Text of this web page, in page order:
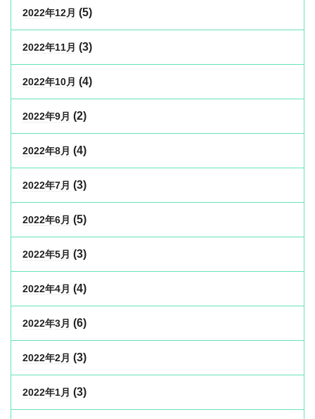
2022年12月 (5)
2022年11月 (3)
2022年10月 (4)
2022年9月 (2)
2022年8月 (4)
2022年7月 (3)
2022年6月 (5)
2022年5月 (3)
2022年4月 (4)
2022年3月 (6)
2022年2月 (3)
2022年1月 (3)